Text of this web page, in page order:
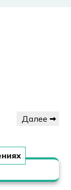
Следующая
Далее